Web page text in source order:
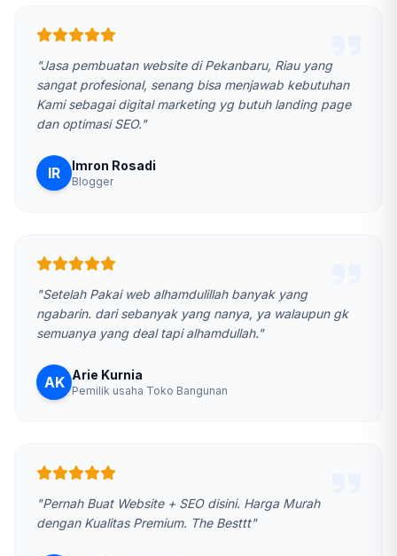
"Jasa pembuatan website di Pekanbaru, Riau yang
sangat profesional, senang bisa menjawab kebutuhan
Kami sebagai digital marketing yg butuh landing page
dan optimasi SEO."
IR Imron Rosadi
Blogger
"Setelah Pakai web alhamdulillah banyak yang
ngabarin. dari sebanyak yang nanya, ya walaupun gk
semuanya yang deal tapi alhamdullah."
AK Arie Kurnia
Pemilik usaha Toko Bangunan
"Pernah Buat Website + SEO disini. Harga Murah
dengan Kualitas Premium. The Besttt"